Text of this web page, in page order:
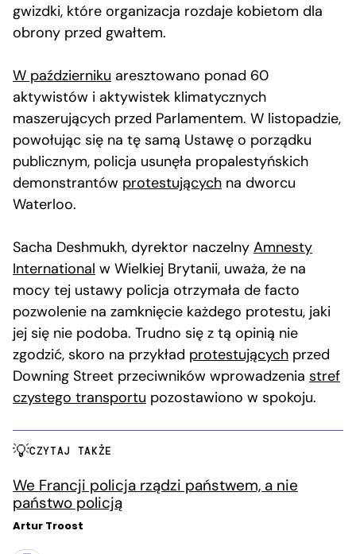
gwizdki, które organizacja rozdaje kobietom dla
obrony przed gwałtem.
W październiku aresztowano ponad 60
aktywistów i aktywistek klimatycznych
maszerujących przed Parlamentem. W listopadzie,
powołując się na tę samą Ustawę o porządku
publicznym, policja usunęła propalestyńskich
demonstrantów protestujących na dworcu
Waterloo.
Sacha Deshmukh, dyrektor naczelny Amnesty
International w Wielkiej Brytanii, uważa, że na
mocy tej ustawy policja otrzymała de facto
pozwolenie na zamknięcie każdego protestu, jaki
jej się nie podoba. Trudno się z tą opinią nie
zgodzić, skoro na przykład protestujących przed
Downing Street przeciwników wprowadzenia stref
czystego transportu pozostawiono w spokoju.
CZYTAJ TAKŻE
We Francji policja rządzi państwem, a nie
państwo policją
Artur Troost